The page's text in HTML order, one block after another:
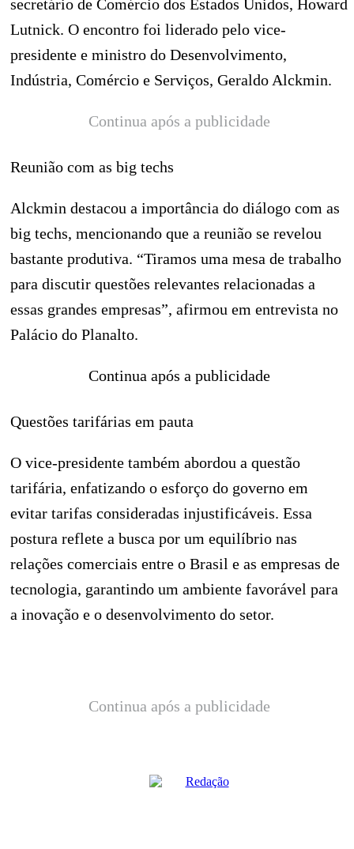
secretário de Comércio dos Estados Unidos, Howard
Lutnick. O encontro foi liderado pelo vice-
presidente e ministro do Desenvolvimento,
Indústria, Comércio e Serviços, Geraldo Alckmin.
Continua após a publicidade
Reunião com as big techs
Alckmin destacou a importância do diálogo com as
big techs, mencionando que a reunião se revelou
bastante produtiva. “Tiramos uma mesa de trabalho
para discutir questões relevantes relacionadas a
essas grandes empresas”, afirmou em entrevista no
Palácio do Planalto.
Continua após a publicidade
Questões tarifárias em pauta
O vice-presidente também abordou a questão
tarifária, enfatizando o esforço do governo em
evitar tarifas consideradas injustificáveis. Essa
postura reflete a busca por um equilíbrio nas
relações comerciais entre o Brasil e as empresas de
tecnologia, garantindo um ambiente favorável para
a inovação e o desenvolvimento do setor.
Continua após a publicidade